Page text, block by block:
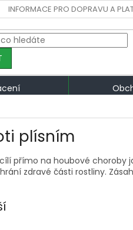
INFORMACE PRO DOPRAVU A
plísním
přímo na houbové choroby
zdravé části rostliny.